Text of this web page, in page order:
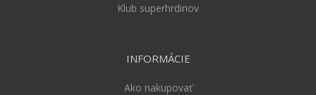
Klub superhrdinov
INFORMÁCIE
Ako nakupovať